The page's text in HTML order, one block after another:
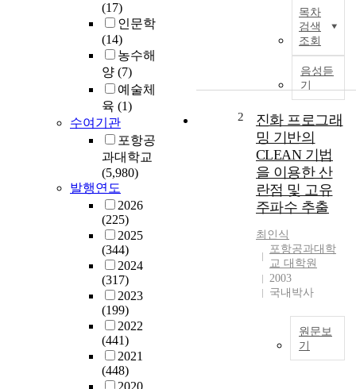
(17)
인문학
(14)
농수해
양 (7)
예술체
육 (1)
수여기관
포항공
과대학교
(5,980)
발행연도
2026
(225)
2025
(344)
2024
(317)
2023
(199)
2022
(441)
2021
(448)
목차
검색
조회
음성듣
기
2
진화 프로그래
밍 기반의
CLEAN 기법
을 이용한 산
란점 및 고유
주파수 추출
최인식
포항공과대학
교 대학원
2003
국내박사
원문보
기